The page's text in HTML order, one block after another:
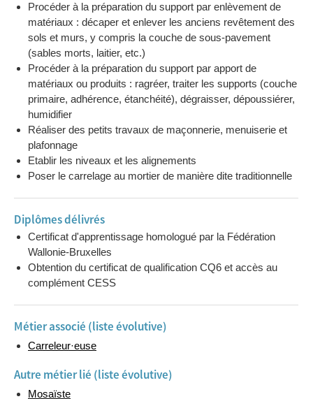
& 3
Années 1, 2
& 3
Commerce
Années 1, 2
& 3
Droit
Années 1, 2
& 3
Monde contemporain
Procéder à la préparation du support par enlèvement de
matériaux : décaper et enlever les anciens revêtement des
sols et murs, y compris la couche de sous-pavement
(sables morts, laitier, etc.)
Procéder à la préparation du support par apport de
matériaux ou produits : ragréer, traiter les supports (couche
primaire, adhérence, étanchéité), dégraisser, dépoussiérer,
humidifier
Réaliser des petits travaux de maçonnerie, menuiserie et
plafonnage
Etablir les niveaux et les alignements
Poser le carrelage au mortier de manière dite traditionnelle
Diplômes délivrés
Certificat d'apprentissage homologué par la Fédération
Wallonie-Bruxelles
Obtention du certificat de qualification CQ6 et accès au
complément CESS
Métier associé (liste évolutive)
Carreleur·euse
Autre métier lié (liste évolutive)
Mosaïste